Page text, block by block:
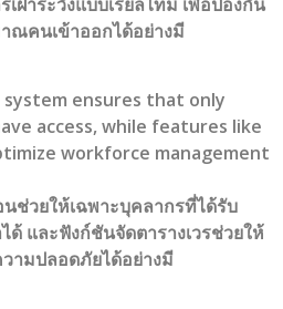
ณคนเข้าออกได้อย่างมี
ensures that only
access, while features like
workforce management
ช่วยให้เฉพาะบุคลากรที่ได้รับ
และฟังก์ชันจัดตารางเวรช่วยให้
ามปลอดภัยได้อย่างมี